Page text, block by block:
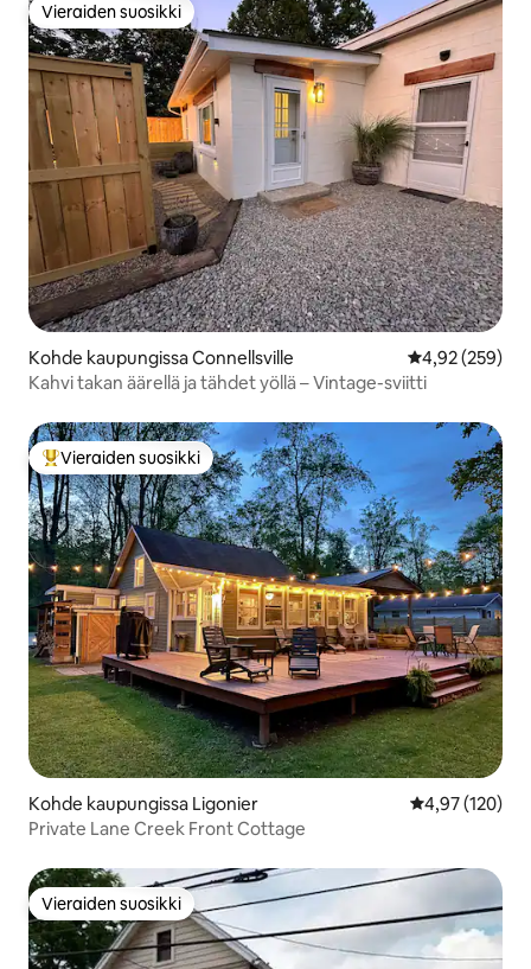
Vieraiden suosikki
Vieraiden suosikki
Kohde kaupungissa Connellsville
4,92 (259)
Kahvi takan äärellä ja tähdet yöllä – Vintage-sviitti
Vieraiden suosikkien parhaimmistoa
Vieraiden suosikki
Kohde kaupungissa Ligonier
4,97 (120)
Private Lane Creek Front Cottage
Vieraiden suosikki
Vieraiden suosikki